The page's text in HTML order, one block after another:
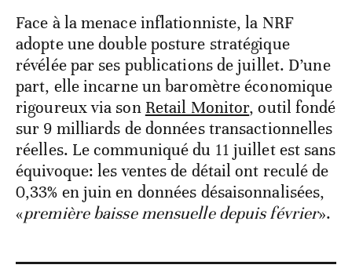
Face à la menace inflationniste, la NRF
adopte une double posture stratégique
révélée par ses publications de juillet. D’une
part, elle incarne un baromètre économique
rigoureux via son Retail Monitor, outil fondé
sur 9 milliards de données transactionnelles
réelles. Le communiqué du 11 juillet est sans
équivoque: les ventes de détail ont reculé de
0,33% en juin en données désaisonnalisées,
«première baisse mensuelle depuis février».